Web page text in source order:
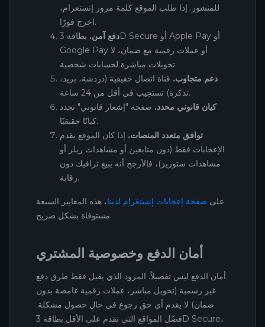
للمنشور. إذا طلب الموقع كلمة مرور إنستغرام،
اخرج فورًا.
دفع آمن.
بطاقة 3D Secure أو Apple Pay أو
Google Pay أو عملات رقمية مع ضمان، لا
تحويلات مباشرة لحسابات شخصية.
دعم متجاوب. قناة اتصال حقيقية (دردشة، بريد،
تذكرة) تستجيب في أقل من 24 ساعة.
كيان قانوني محدد. صفحة "إشعار قانوني" تحدد
كيانًا حقيقيًا.
توافق متعدد المنصات. إذا كان الموقع يقدم
الإعجابات فقط (دون متابعين أو مشاهدات ريلز أو
مشاهدات ستوريز)، فالأرجح أنه يبيع ترافيك دون
رقابة.
على صفحة إعجابات إنستغرام لدينا، هذه المعايير السبعة
مستوفاة بشكل صريح.
أمان الدفع وخصوصية المشتري
أمان الدفع ليس تفصيلاً. المزود الذي يقبل فقط طرق دفع
غير رسمية (تحويل مباشر، عملات رقمية غامضة بدون
ضمان) لا يقدم أي حق رجوع في حال حصول مشكلة.
فضّل المواقع التي تقدم على الأقل بطاقة 3D Secure،